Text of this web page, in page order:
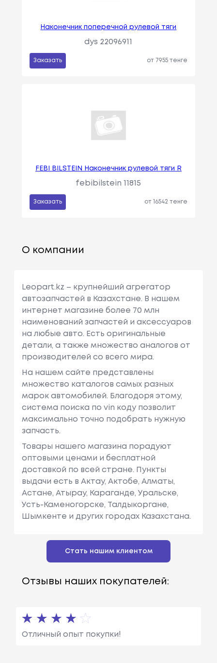
Наконечник поперечной рулевой тяги
dys 22096911
Заказать от 7955 тенге
FEBI BILSTEIN Наконечник рулевой тяги R
febibilstein 11815
Заказать от 16542 тенге
О компании
Leopart.kz – крупнейший агрегатор
автозапчастей в Казахстане. В нашем
интернет магазине более 70 млн
наименований запчастей и аксессуаров
на любые авто. Есть оригинальные
детали, а также множество аналогов от
производителей со всего мира.
На нашем сайте представлены
множество каталогов самых разных
марок автомобилей. Благодоря этому,
система поиска по vin коду позволит
максимально точно подобрать нужную
запчасть.
Товары нашего магазина порадуют
оптовыми ценами и бесплатной
доставкой по всей стране. Пункты
выдачи есть в Актау, Актобе, Алматы,
Астане, Атырау, Караганде, Уральске,
Усть-Каменогорске, Талдыкоргане,
Шымкенте и других городах Казахстана.
Стать нашим клиентом
Отзывы наших покупателей:
Отличный опыт покупки!